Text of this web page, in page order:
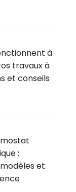
à
travaux à
et conseils
:
et